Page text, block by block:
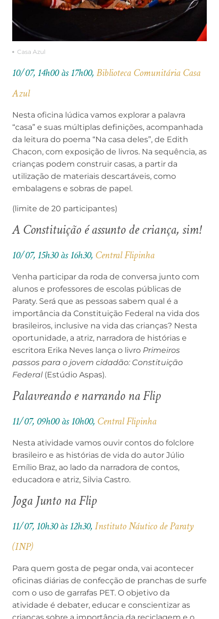
Casa Azul
10/07, 14h00 às 17h00, Biblioteca Comunitária Casa
Azul
Nesta oficina lúdica vamos explorar a palavra
“casa” e suas múltiplas definições, acompanhada
da leitura do poema “Na casa deles”, de Edith
Chacon, com exposição de livros. Na sequência, as
crianças podem construir casas, a partir da
utilização de materiais descartáveis, como
embalagens e sobras de papel.
(limite de 20 participantes)
A Constituição é assunto de criança, sim!
10/07, 15h30 às 16h30, Central Flipinha
Venha participar da roda de conversa junto com
alunos e professores de escolas públicas de
Paraty. Será que as pessoas sabem qual é a
importância da Constituição Federal na vida dos
brasileiros, inclusive na vida das crianças? Nesta
oportunidade, a atriz, narradora de histórias e
escritora Erika Neves lança o livro Primeiros
passos para o jovem cidadão: Constituição
Federal(Estúdio Aspas).
Palavreando e narrando na Flip
11/07, 09h00 às 10h00, Central Flipinha
Nesta atividade vamos ouvir contos do folclore
brasileiro e as histórias de vida do autor Júlio
Emílio Braz, ao lado da narradora de contos,
educadora e atriz, Silvia Castro.
Joga Junto na Flip
11/07, 10h30 às 12h30, Instituto Náutico de Paraty
(INP)
Para quem gosta de pegar onda, vai acontecer
oficinas diárias de confecção de pranchas de surfe
com o uso de garrafas PET. O objetivo da
atividade é debater, educar e conscientizar as